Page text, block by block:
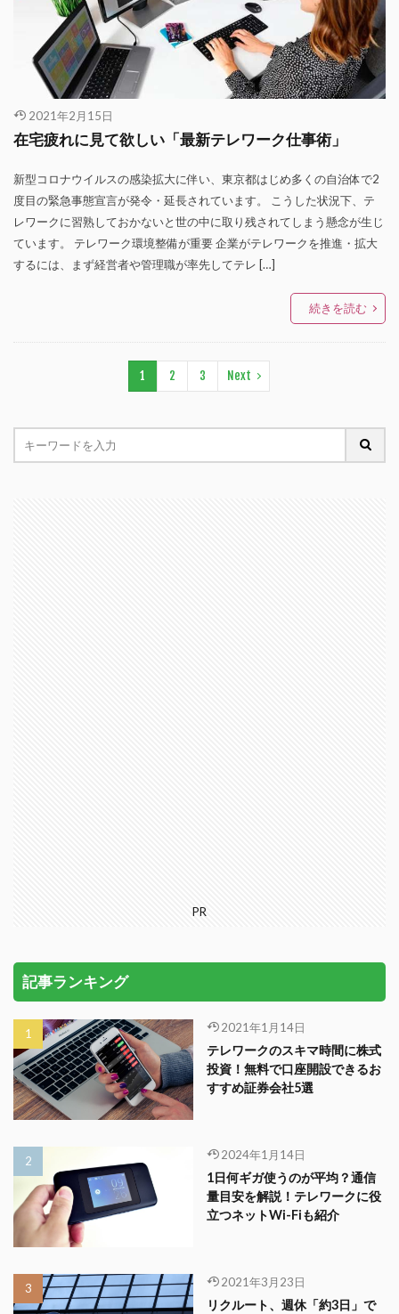
2021年2月15日
在宅疲れに見て欲しい「最新テレワーク仕事術」
新型コロナウイルスの感染拡大に伴い、東京都はじめ多くの自治体で2
度目の緊急事態宣言が発令・延長されています。 こうした状況下、テ
レワークに習熟しておかないと世の中に取り残されてしまう懸念が生じ
ています。 テレワーク環境整備が重要 企業がテレワークを推進・拡大
するには、まず経営者や管理職が率先してテレ […]
続きを読む
1 2 3 Next
PR
記事ランキング
2021年1月14日
テレワークのスキマ時間に株式
投資！無料で口座開設できるお
すすめ証券会社5選
2024年1月14日
1日何ギガ使うのが平均？通信
量目安を解説！テレワークに役
立つネットWi-Fiも紹介
2021年3月23日
リクルート、週休「約3日」で